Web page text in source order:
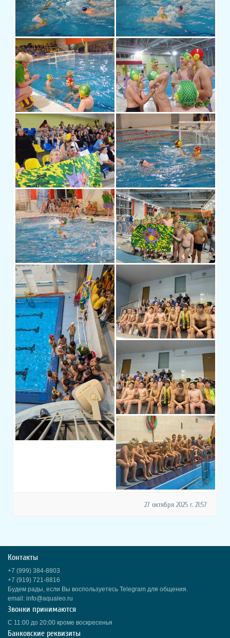
27 октября 2025 г. 21:57
Контакты
+7 (999) 384-8803
+7 (919) 721-8816
Будем рады, если Вы воспользуетесь Telegram для общения.
email: info@aqualeo.ru
Звонки принимаются
С 11:00 до 20:00 кроме воскресенья
Банковские реквизиты